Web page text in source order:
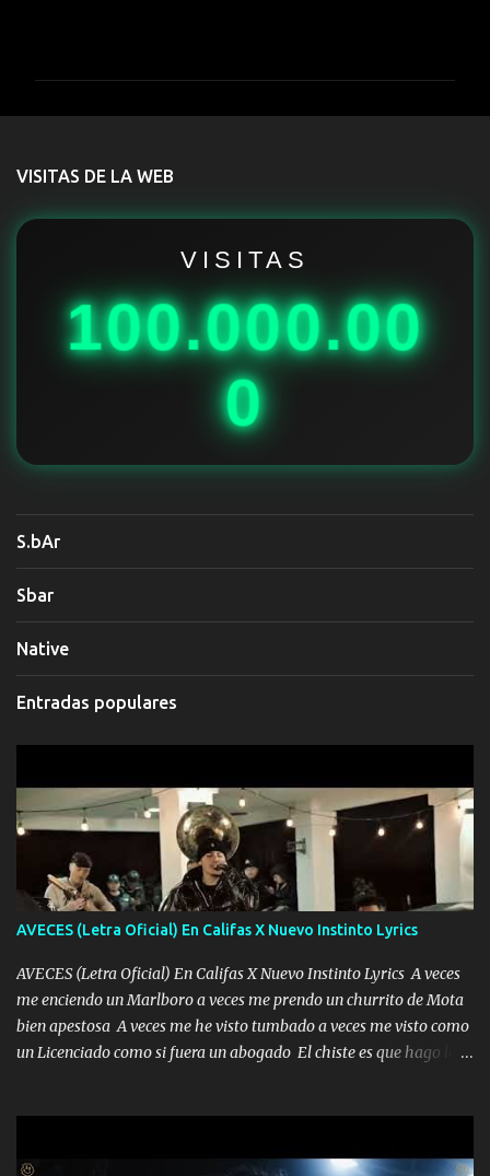
t
r
VISITAS DE LA WEB
VISITAS
100.000.00
0
S.bAr
Sbar
Native
Entradas populares
AVECES (Letra Oficial) En Califas X Nuevo Instinto Lyrics
AVECES (Letra Oficial) En Califas X Nuevo Instinto Lyrics A veces
me enciendo un Marlboro a veces me prendo un churrito de Mota
bien apestosa A veces me he visto tumbado a veces me visto como
un Licenciado como si fuera un abogado El chiste es que hago lo
corriente no quieren verte subir de level trucha mis plebes Música